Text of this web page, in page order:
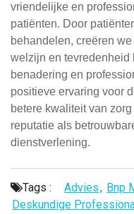
vriendelijke en
patiënten. Door
behandelen, creëren
welzijn en tevredenheid
benadering en
positieve ervaring voor
betere kwaliteit van
reputatie als
dienstverlening.
Tags : Advies, Bnp
Deskundige